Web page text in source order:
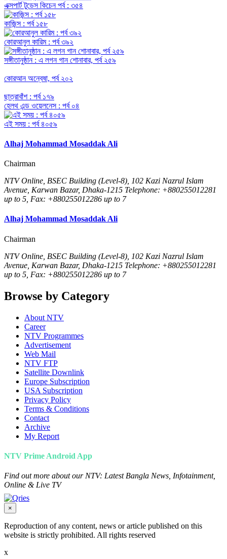
এক্সপার্ট টুডেস কিচেন পর্ব : ৩৫৪
কাজিন্স : পর্ব ১৫৮
কোরআনুল কারিম : পর্ব ৩৯২
সঙ্গীতানুষ্ঠান : এ লগন গান শোনাবার, পর্ব ২৫৯
কোরআন অন্বেষা, পর্ব ২০২
ছাত্রাবাঁশ : পর্ব ১৭৯
হেলথ এন্ড ওয়েলনেস : পর্ব ০৪
এই সময় : পর্ব ৪০৫৯
Alhaj Mohammad Mosaddak Ali
Chairman
NTV Online, BSEC Building (Level-8), 102 Kazi Nazrul Islam
Avenue, Karwan Bazar, Dhaka-1215 Telephone: +880255012281
up to 5, Fax: +880255012286 up to 7
Alhaj Mohammad Mosaddak Ali
Chairman
NTV Online, BSEC Building (Level-8), 102 Kazi Nazrul Islam
Avenue, Karwan Bazar, Dhaka-1215 Telephone: +880255012281
up to 5, Fax: +880255012286 up to 7
Browse by Category
About NTV
Career
NTV Programmes
Advertisement
Web Mail
NTV FTP
Satellite Downlink
Europe Subscription
USA Subscription
Privacy Policy
Terms & Conditions
Contact
Archive
My Report
NTV Prime Android App
Find out more about our NTV: Latest Bangla News, Infotainment,
Online & Live TV
×
Reproduction of any content, news or article published on this
website is strictly prohibited. All rights reserved
x